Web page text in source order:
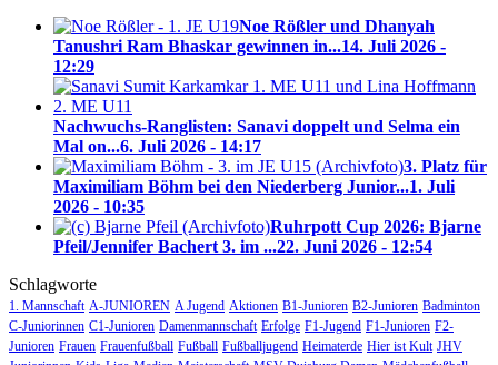
Noe Rößler und Dhanyah
Tanushri Ram Bhaskar gewinnen in...14. Juli 2026 -
12:29
Nachwuchs-Ranglisten: Sanavi doppelt und Selma ein
Mal on...6. Juli 2026 - 14:17
3. Platz für
Maximiliam Böhm bei den Niederberg Junior...1. Juli
2026 - 10:35
Ruhrpott Cup 2026: Bjarne
Pfeil/Jennifer Bachert 3. im ...22. Juni 2026 - 12:54
Schlagworte
1. Mannschaft A-JUNIOREN A Jugend Aktionen B1-Junioren B2-Junioren Badminton
C-Juniorinnen C1-Junioren Damenmannschaft Erfolge F1-Jugend F1-Junioren F2-
Junioren Frauen Frauenfußball Fußball Fußballjugend Heimaterde Hier ist Kult JHV